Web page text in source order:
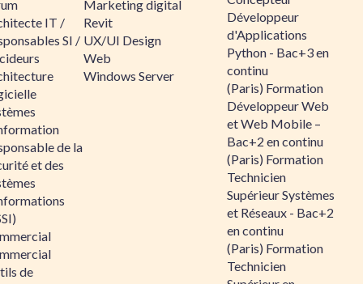
IT /
SI /
de la
et des
de
Marketing digital
Revit
UX/UI Design
Web
Windows Server
Développeur
d'Applications
Python - Bac+3 en
continu
(Paris) Formation
Développeur Web
et Web Mobile –
Bac+2 en continu
(Paris) Formation
Technicien
Supérieur Systèmes
et Réseaux - Bac+2
en continu
(Paris) Formation
Technicien